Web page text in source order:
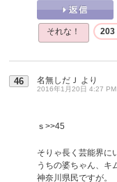
それな！ 203
46 名無しだＪ より
2016年1月20日 4:27 PM
ｓ >>45
そりゃ長く芸能界に
うちの婆ちゃん、キ
神奈川県民ですが。